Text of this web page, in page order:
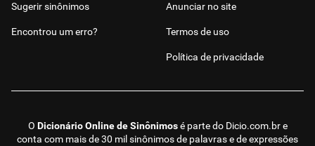
O Dicionário Online de Sinônimosé parte do Dicio.com.bre
conta com mais de 30 mil sinônimos de palavras e de expressões
Sugerir sinônimos
Encontrou um erro?
Anunciar no site
Termos de uso
Política de privacidade